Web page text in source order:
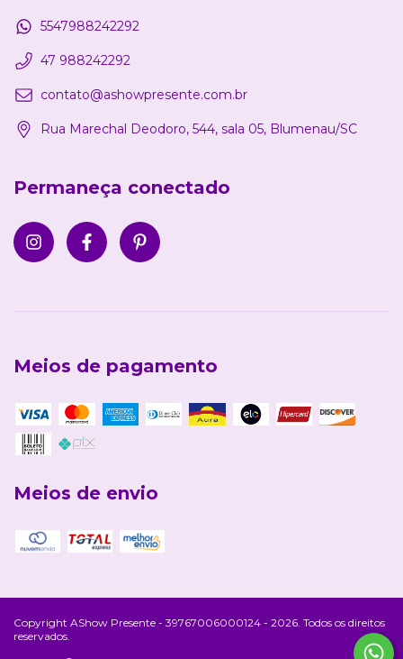
5547988242292
47 988242292
contato@ashowpresente.com.br
Rua Marechal Deodoro, 544, sala 05, Blumenau/SC
Permaneça conectado
Meios de pagamento
Meios de envio
Copyright AShow Presente - 39767006000124 - 2026. Todos os direitos
reservados.